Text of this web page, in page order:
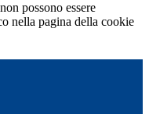
possono essere
nella pagina della cookie